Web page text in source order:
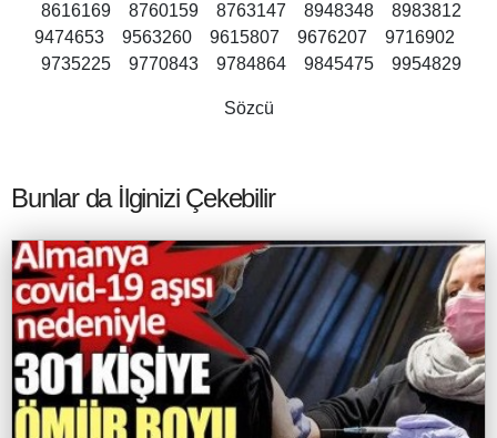
8616169 8760159 8763147 8948348 8983812
9474653 9563260 9615807 9676207 9716902
9735225 9770843 9784864 9845475 9954829
Sözcü
Bunlar da İlginizi Çekebilir